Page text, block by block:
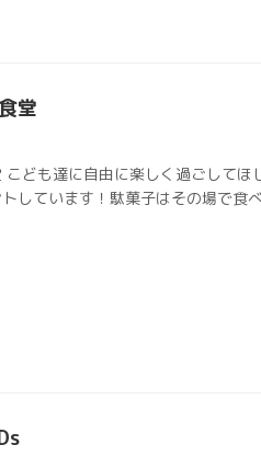
堂
こども達に自由に楽しく過ごして
しています！駄菓子はその場で食